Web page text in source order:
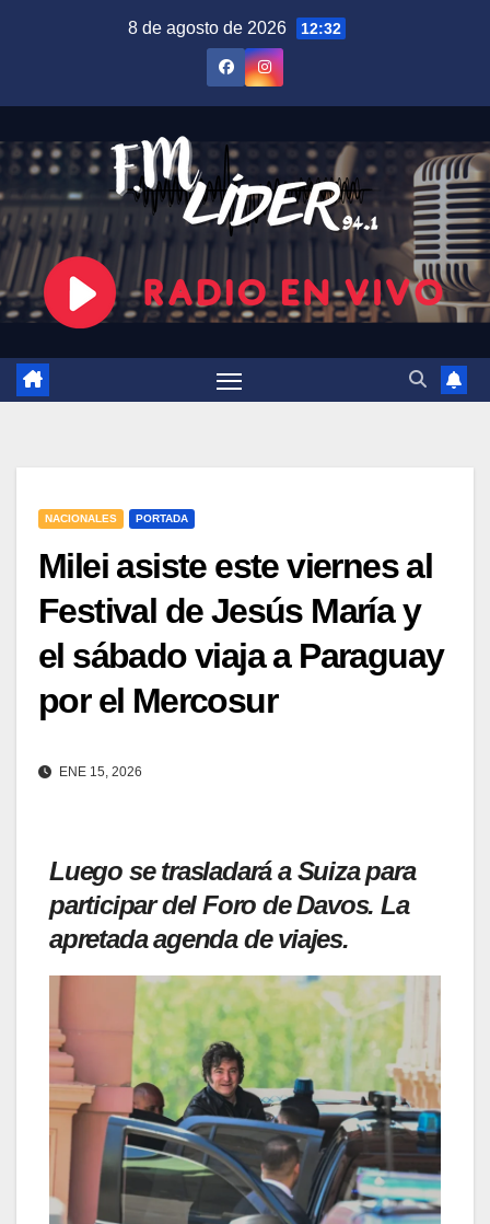
8 de agosto de 2026 12:32
NACIONALES PORTADA
Milei asiste este viernes al
Festival de Jesús María y
el sábado viaja a Paraguay
por el Mercosur
ENE 15, 2026
Luego se trasladará a Suiza para
participar del Foro de Davos. La
apretada agenda de viajes.